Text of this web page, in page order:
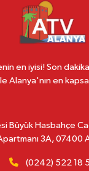
en iyisi! Son
Alanya'nın en
Büyük Hasbahçe
3A, 07400
(0242) 522 18